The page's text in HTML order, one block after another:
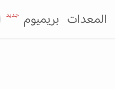
المعدات بريميوم جديد